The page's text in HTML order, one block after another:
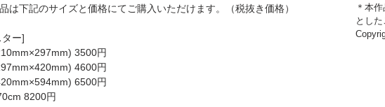
は下記のサイズと価格にてご購入いただけます。（税抜き価格）
ター]
3500円
4600円
6500円
8200円
＊本
とし